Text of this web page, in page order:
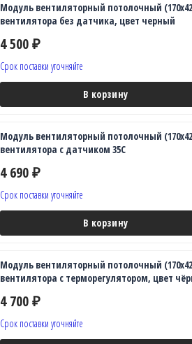
Модуль вентиляторный потолочный
вентилятора без датчика, цвет черный
4 500 ₽
Срок поставки уточняйте
В корзину
Модуль вентиляторный потолочный
вентилятора с датчиком 35С
4 690 ₽
Срок поставки уточняйте
В корзину
Модуль вентиляторный потолочный
вентилятора с терморегулятором, цвет
4 700 ₽
Срок поставки уточняйте